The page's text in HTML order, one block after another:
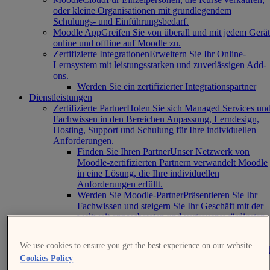
oder kleine Organisationen mit grundlegendem
Schulungs- und Einführungsbedarf.
Moodle AppGreifen Sie von überall und mit jedem Gerät
online und offline auf Moodle zu.
Zertifizierte IntegrationenErweitern Sie Ihr Online-
Lernsystem mit leistungsstarken und zuverlässigen Add-
ons.
Werden Sie ein zertifizierter Integrationspartner
Dienstleistungen
Zertifizierte PartnerHolen Sie sich Managed Services
Fachwissen in den Bereichen Anpassung, Lerndesign,
Hosting, Support und Schulung für Ihre individuellen
Anforderungen.
Finden Sie Ihren PartnerUnser Netzwerk von
Moodle-zertifizierten Partnern verwandelt Moodle
in eine Lösung, die Ihre individuellen
Anforderungen erfüllt.
Werden Sie Moodle-PartnerPräsentieren Sie Ihr
Fachwissen und steigern Sie Ihr Geschäft mit der
weltweit anpassbarsten und vertrauenswürdigsten
Palette von Dienstleistungen an, um sowohl neue als
bestehende Moodle-Installationen zu unterstützen. Lesen
We use cookies to ensure you get the best experience on our website.
Cookies Policy